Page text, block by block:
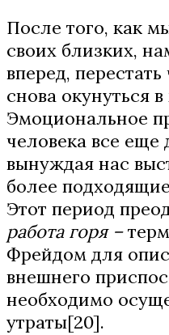
После того, как
своих близких,
вперед, перестать
снова окунуться
Эмоциональное
человека все еще
вынуждая нас
более
Этот период
работа горя –
Фрейдом для
внешнего
необходимо
утраты[20].